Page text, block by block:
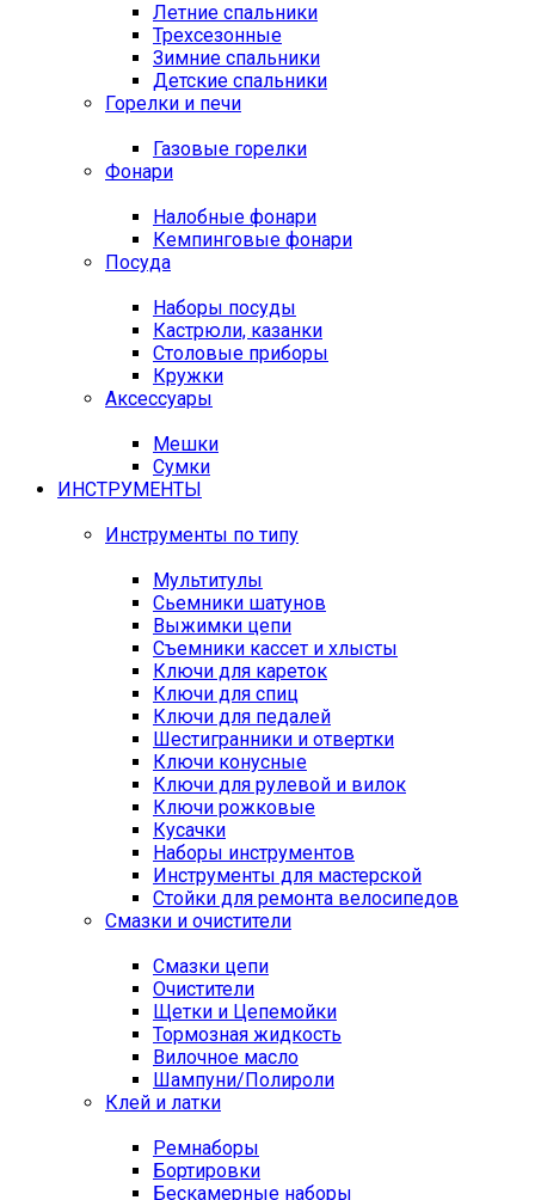
Летние спальники
Трехсезонные
Зимние спальники
Детские спальники
Горелки и печи
Газовые горелки
Фонари
Налобные фонари
Кемпинговые фонари
Посуда
Наборы посуды
Кастрюли, казанки
Столовые приборы
Кружки
Аксессуары
Мешки
Сумки
ИНСТРУМЕНТЫ
Инструменты по типу
Мультитулы
Сьемники шатунов
Выжимки цепи
Съемники кассет и хлысты
Ключи для кареток
Ключи для спиц
Ключи для педалей
Шестигранники и отвертки
Ключи конусные
Ключи для рулевой и вилок
Ключи рожковые
Кусачки
Наборы инструментов
Инструменты для мастерской
Стойки для ремонта велосипедов
Смазки и очистители
Смазки цепи
Очистители
Щетки и Цепемойки
Тормозная жидкость
Вилочное масло
Шампуни/Полироли
Клей и латки
Ремнаборы
Бортировки
Бескамерные наборы